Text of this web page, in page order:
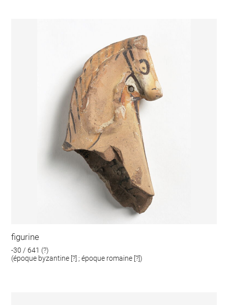
figurine
-30 / 641 (?)
(époque byzantine [?] ; époque romaine [?])